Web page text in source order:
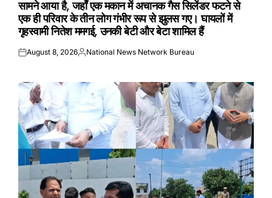
सामने आया है, जहाँ एक मकान में अचानक गैस सिलेंडर फटने से
एक ही परिवार के तीन लोग गंभीर रूप से झुलस गए। घायलों में
गृहस्वामी नितेश ममगई, उनकी बेटी और बेटा शामिल हैं
Posted
August 8, 2026Posted
National News Network Bureau